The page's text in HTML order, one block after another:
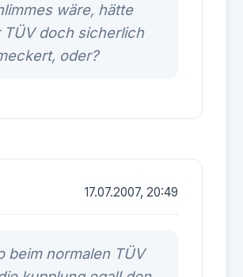
wäre, hätte
TÜV doch sicherlich
oder?
17.07.2007, 20:49
beim normalen TÜV